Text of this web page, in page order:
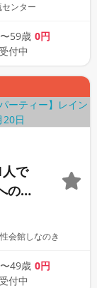
ンター
59歳 0円
付中
で
の婚
会館しなのき
49歳 0円
付中